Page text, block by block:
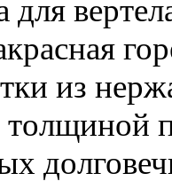
для
из